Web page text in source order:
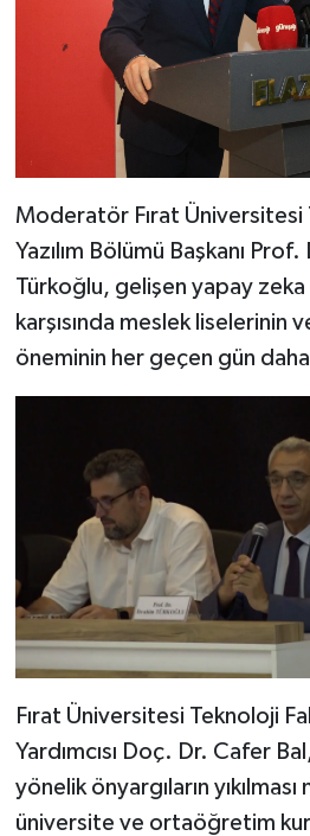
Moderatör Fırat Üniversitesi
Yazılım Bölümü Başkanı
Türkoğlu, gelişen yapay
karşısında meslek liselerinin
öneminin her geçen gün
Fırat Üniversitesi Teknoloji
Yardımcısı Doç. Dr. Cafer
yönelik önyargıların yıkılması
üniversite ve ortaöğretim